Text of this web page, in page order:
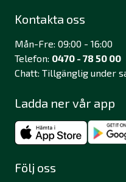
Kontakta oss
Mån-Fre: 09:00 - 16:00
Telefon: 0470 - 78 50 00
Chatt: Tillgänglig under
Ladda ner vår app
Följ oss